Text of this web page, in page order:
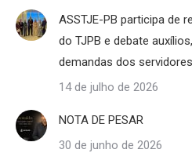
ASSTJE-PB participa de
do TJPB e debate
demandas dos servidores
14 de julho de 2026
NOTA DE PESAR
30 de junho de 2026